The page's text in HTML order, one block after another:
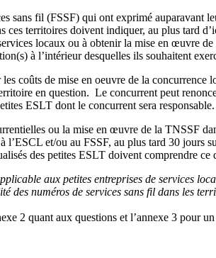
sans fil (FSSF) qui ont exprimé auparavant
ces territoires doivent indiquer, au plus tard
locaux ou à obtenir la mise en œuvre
à l’intérieur desquelles ils souhaitent
coûts de mise en oeuvre de la concurrence
en question. Le concurrent peut
ESLT dont le concurrent sera responsable.
ou la mise en œuvre de la TNSSF
et/ou au FSSF, au plus tard 30 jours
des petites ESLT doivent comprendre ce
aux petites entreprises de services
numéros de services sans fil dans les
2 quant aux questions et l’annexe 3 pour